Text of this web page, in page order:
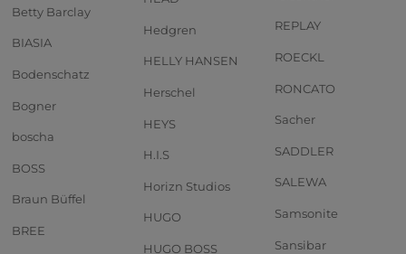
Betty Barclay
BIASIA
Bodenschatz
Bogner
boscha
BOSS
Braun Büffel
BREE
Hedgren
HELLY HANSEN
Herschel
HEYS
H.I.S
Horizn Studios
HUGO
HUGO BOSS
REPLAY
ROECKL
RONCATO
Sacher
SADDLER
SALEWA
Samsonite
Sansibar